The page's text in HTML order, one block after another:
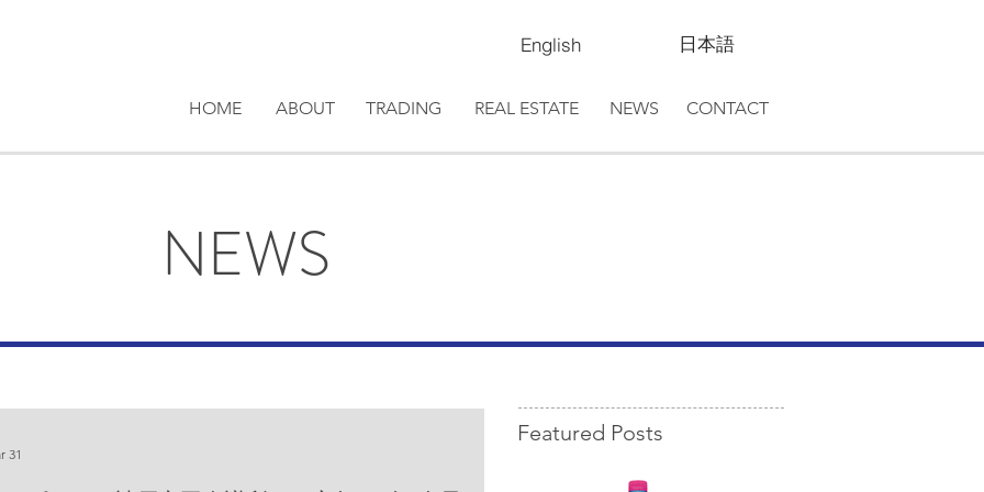
English 日本語
ABOUT
HOME TRADING REAL ESTATE NEWS CONTACT
NEWS
31
Featured Posts